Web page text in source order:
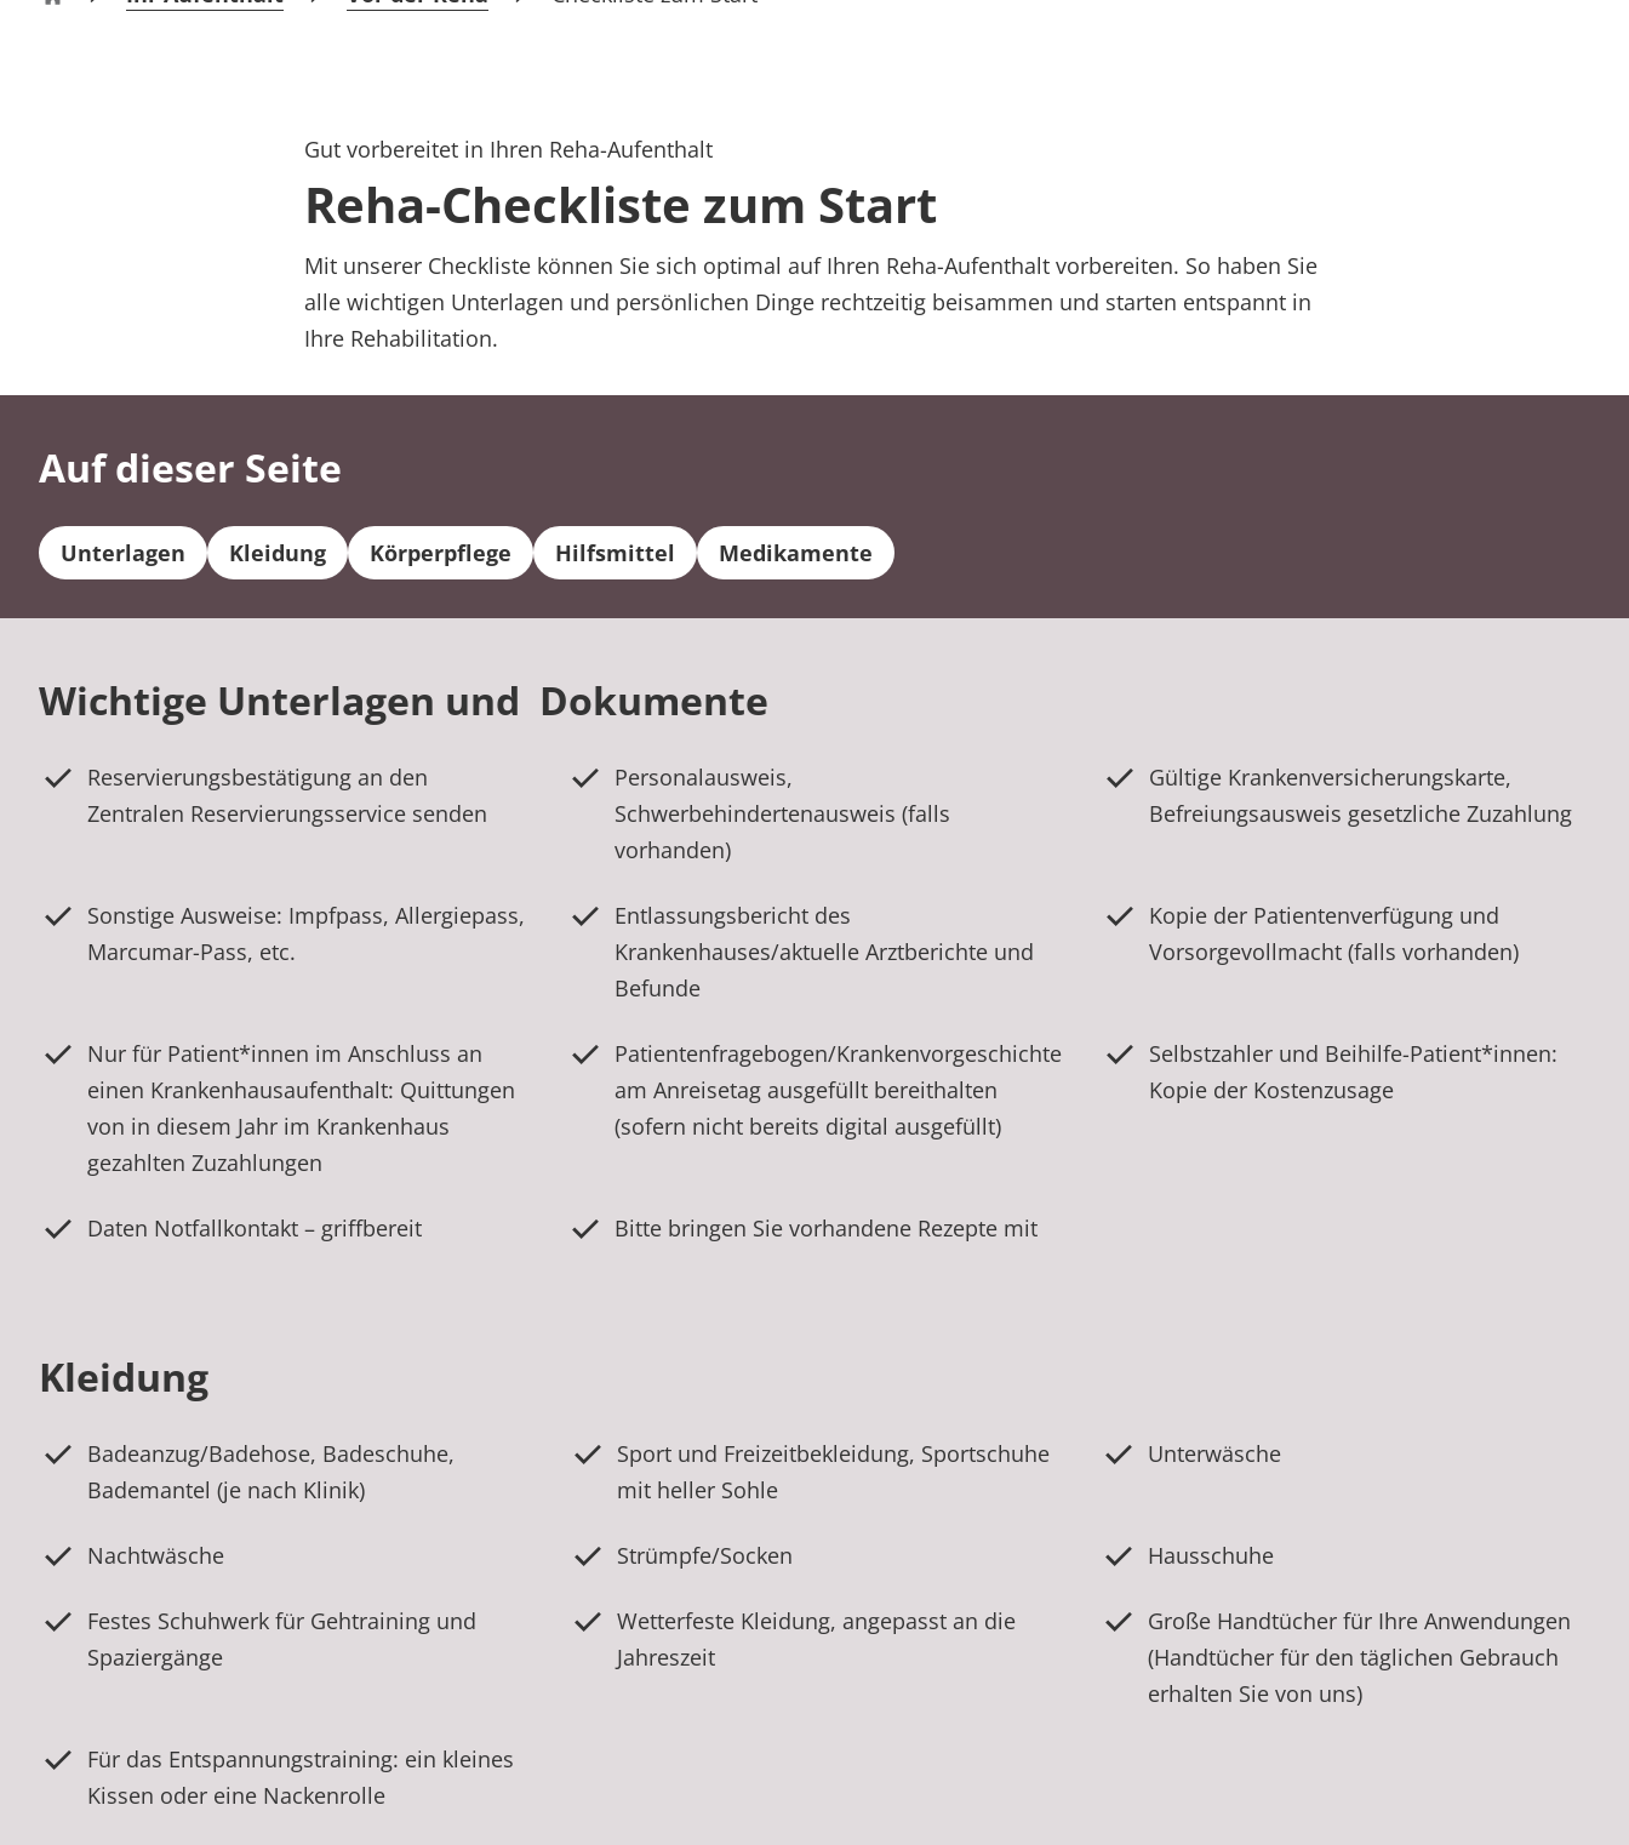
Rheumatologie
Klinik Hohenlohe Bad Mergentheim
Gut vorbereitet in Ihren Reha-Aufenthalt
Reha-Checkliste zum Start
Mit unserer Checkliste können Sie sich optimal auf Ihren Reha-Aufenthalt vorbereiten. So haben Sie
alle wichtigen Unterlagen und persönlichen Dinge rechtzeitig beisammen und starten entspannt in
Ihre Rehabilitation.
Auf dieser Seite
Unterlagen Kleidung Körperpflege Hilfsmittel Medikamente
Wichtige Unterlagen und Dokumente
Reservierungsbestätigung an den
Zentralen Reservierungsservice senden
Personalausweis,
Schwerbehindertenausweis (falls
vorhanden)
Gültige Krankenversicherungskarte,
Befreiungsausweis gesetzliche Zuzahlung
Sonstige Ausweise: Impfpass, Allergiepass,
Marcumar-Pass, etc.
Entlassungsbericht des
Krankenhauses/aktuelle Arztberichte und
Befunde
Kopie der Patientenverfügung und
Vorsorgevollmacht (falls vorhanden)
Nur für Patient*innen im Anschluss an
einen Krankenhausaufenthalt: Quittungen
von in diesem Jahr im Krankenhaus
gezahlten Zuzahlungen
Patientenfragebogen/Krankenvorgeschichte
am Anreisetag ausgefüllt bereithalten
(sofern nicht bereits digital ausgefüllt)
Selbstzahler und Beihilfe-Patient*innen:
Kopie der Kostenzusage
Daten Notfallkontakt – griffbereit Bitte bringen Sie vorhandene Rezepte mit
Kleidung
Badeanzug/Badehose, Badeschuhe,
Bademantel (je nach Klinik)
Sport und Freizeitbekleidung, Sportschuhe
mit heller Sohle
Unterwäsche
Nachtwäsche Strümpfe/Socken Hausschuhe
Festes Schuhwerk für Gehtraining und
Spaziergänge
Wetterfeste Kleidung, angepasst an die
Jahreszeit
Große Handtücher für Ihre Anwendungen
(Handtücher für den täglichen Gebrauch
erhalten Sie von uns)
Für das Entspannungstraining: ein kleines
Kissen oder eine Nackenrolle